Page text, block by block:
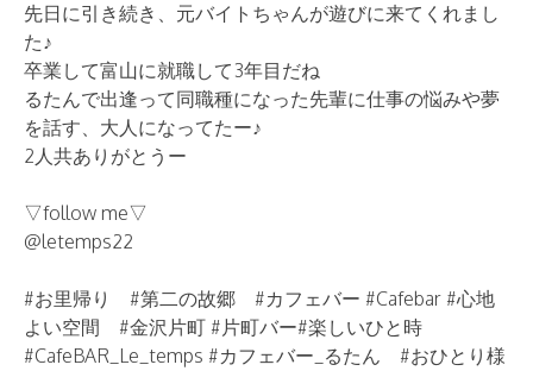
先日に引き続き、元バイトちゃんが遊びに来てくれまし
た♪
卒業して富山に就職して3年目だね
るたんで出逢って同職種になった先輩に仕事の悩みや夢
を話す、大人になってたー♪
2人共ありがとうー
▽follow me▽
@letemps22
#お里帰り #第二の故郷 #カフェバー #Cafebar #心地
よい空間 #金沢片町 #片町バー#楽しいひと時
#CafeBAR_Le_temps #カフェバー_るたん #おひとり様